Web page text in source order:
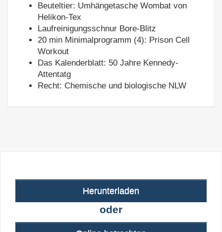
Beuteltier: Umhängetasche Wombat von
Helikon-Tex
Laufreinigungsschnur Bore-Blitz
20 min Minimalprogramm (4): Prison Cell
Workout
Das Kalenderblatt: 50 Jahre Kennedy-
Attentatg
Recht: Chemische und biologische NLW
Herunterladen
oder